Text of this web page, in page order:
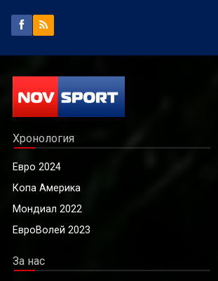
Хронология
Евро 2024
Копа Америка
Мондиал 2022
ЕвроВолей 2023
За нас